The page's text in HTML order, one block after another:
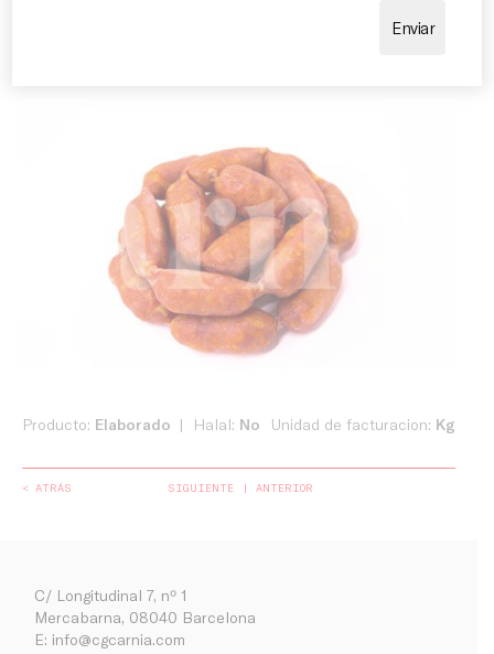
Producto: Elaborado Halal: No Unidad de facturacion: Kg
< ATRÁS SIGUIENTE ANTERIOR
C/ Longitudinal 7, nº 1
Mercabarna, 08040 Barcelona
E: info@cgcarnia.com